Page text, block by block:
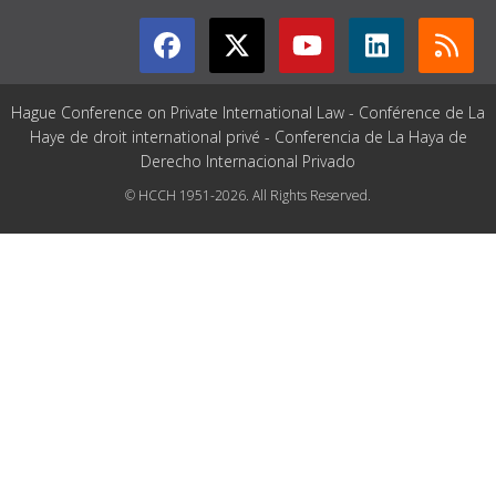
Hague Conference on Private International Law - Conférence de La
Haye de droit international privé - Conferencia de La Haya de
Derecho Internacional Privado
© HCCH 1951-2026. All Rights Reserved.